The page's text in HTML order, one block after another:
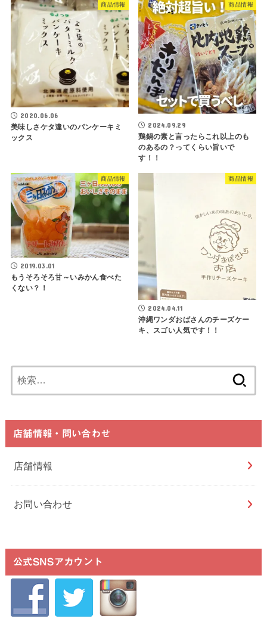
商品情報
2020.06.06
美味しさケタ違いのパンケーキミ
ックス
商品情報
2024.09.29
鶏鍋の素と言ったらこれ以上のも
のあるの？ってくらい旨いで
す！！
商品情報
2019.03.01
もうそろそろ甘～いみかん食べた
くない？！
商品情報
2024.04.11
沖縄ワンダおばさんのチーズケー
キ、スゴい人気です！！
索:
店舗情報・問い合わせ
店舗情報
お問い合わせ
公式SNSアカウント